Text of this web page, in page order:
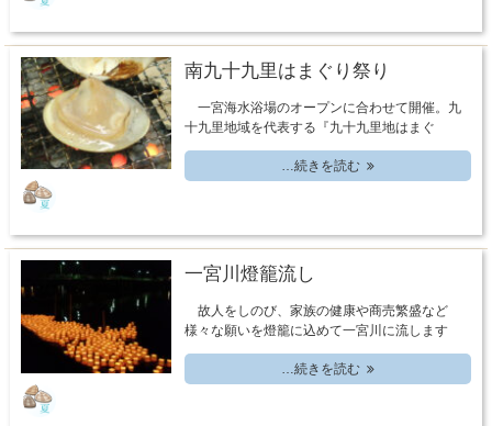
南九十九里はまぐり祭り
一宮海水浴場のオープンに合わせて開催。九
十九里地域を代表する『九十九里地はまぐ
…続きを読む
一宮川燈籠流し
故人をしのび、家族の健康や商売繁盛など
様々な願いを燈籠に込めて一宮川に流します
…続きを読む